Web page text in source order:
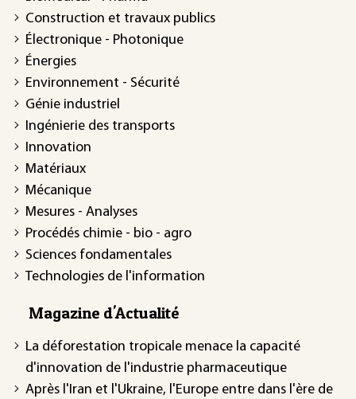
Construction et travaux publics
Électronique - Photonique
Énergies
Environnement - Sécurité
Génie industriel
Ingénierie des transports
Innovation
Matériaux
Mécanique
Mesures - Analyses
Procédés chimie - bio - agro
Sciences fondamentales
Technologies de l'information
Magazine d'Actualité
La déforestation tropicale menace la capacité
d'innovation de l'industrie pharmaceutique
Après l'Iran et l'Ukraine, l'Europe entre dans l'ère de